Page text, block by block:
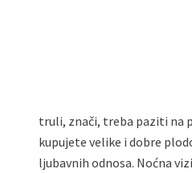
truli, znači, treba paziti na
kupujete velike i dobre
ljubavnih odnosa. Noćna